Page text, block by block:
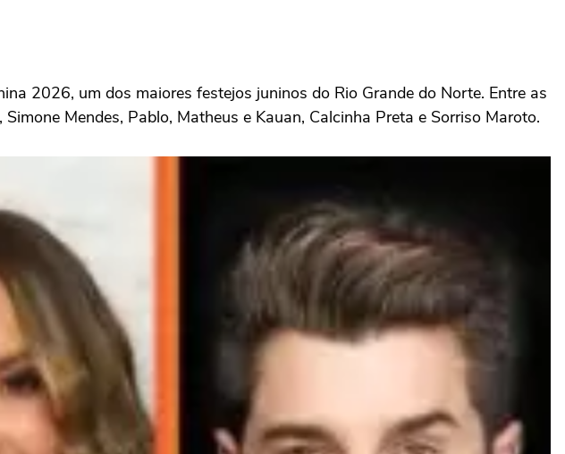
2026, um dos maiores festejos juninos do Rio Grande do Norte. Entre as
Mendes, Pablo, Matheus e Kauan, Calcinha Preta e Sorriso Maroto.